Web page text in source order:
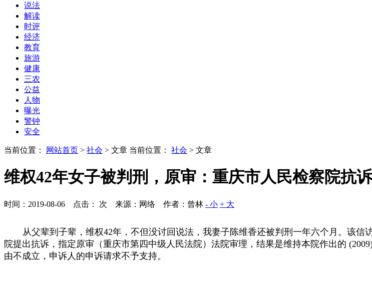
说法
解读
时评
经济
教育
旅游
健康
三农
公益
人物
曝光
警钟
安全
当前位置： 网站首页 > 社会 > 文章 当前位置： 社会 > 文章
维权42年女子被判刑，原审：重庆市人民检察院抗
时间：2019-08-06 点击： 次 来源：网络 作者：曾林 - 小 + 大
从父辈到子辈，维权42年，不但没讨回说法，我妻子陈维香还被判刑一年六个月。该信
院提出抗诉，指定原审（重庆市第四中级人民法院）法院审理，结果是维持本院作出的
由不成立，申诉人的申诉请求不予支持。